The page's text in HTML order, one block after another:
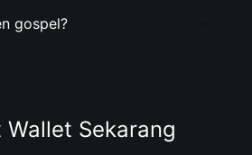
gospel?
Sekarang